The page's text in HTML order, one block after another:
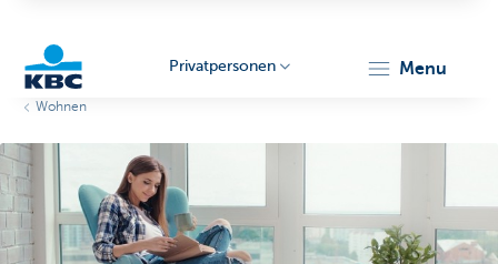
Privatpersonen menu
Wohnen